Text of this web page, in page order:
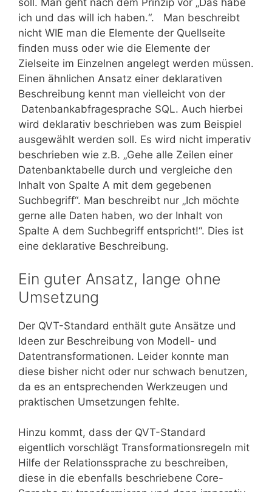
soll. Man geht nach dem Prinzip vor „Das habe
ich und das will ich haben.“. Man beschreibt
nicht WIE man die Elemente der Quellseite
finden muss oder wie die Elemente der
Zielseite im Einzelnen angelegt werden müssen.
Einen ähnlichen Ansatz einer deklarativen
Beschreibung kennt man vielleicht von der
Datenbankabfragesprache SQL. Auch hierbei
wird deklarativ beschrieben was zum Beispiel
ausgewählt werden soll. Es wird nicht imperativ
beschrieben wie z.B. „Gehe alle Zeilen einer
Datenbanktabelle durch und vergleiche den
Inhalt von Spalte A mit dem gegebenen
Suchbegriff“. Man beschreibt nur „Ich möchte
gerne alle Daten haben, wo der Inhalt von
Spalte A dem Suchbegriff entspricht!“. Dies ist
eine deklarative Beschreibung.
Ein guter Ansatz, lange ohne
Umsetzung
Der QVT-Standard enthält gute Ansätze und
Ideen zur Beschreibung von Modell- und
Datentransformationen. Leider konnte man
diese bisher nicht oder nur schwach benutzen,
da es an entsprechenden Werkzeugen und
praktischen Umsetzungen fehlte.
Hinzu kommt, dass der QVT-Standard
eigentlich vorschlägt Transformationsregeln mit
Hilfe der Relationssprache zu beschreiben,
diese in die ebenfalls beschriebene Core-